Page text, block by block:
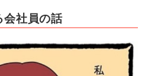
会社員の話